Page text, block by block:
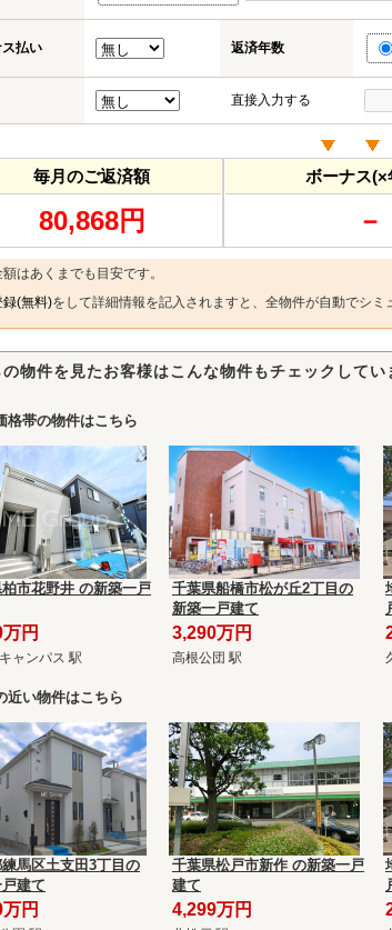
払い 返済年数
直接入力する
毎月のご返済額
80,868円
ボーナス(×
－
はあくまでも目安です。
録(無料)をして詳細情報を記入されますと、全物件が自動でシミ
物件を見たお客様はこんな物件もチェックしてい
格帯の物件はこちら
市花野井 の新築一戸
円
ャンパス 駅
千葉県船橋市松が丘2丁目の
新築一戸建て
3,290万円
高根公団 駅
近い物件はこちら
馬区土支田3丁目の
建て
円
千葉県松戸市新作 の新築一戸
建て
4,299万円